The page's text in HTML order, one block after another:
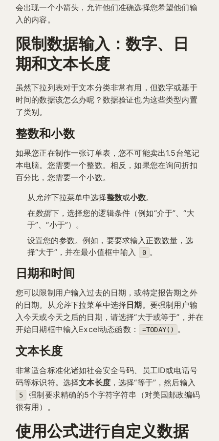
会出现一个小箭头，允许他们准确选择您希望他们输
入的内容。
限制数据输入：数字、日
期和文本长度
虽然下拉列表对于文本分类非常有用，但数字或基于
时间的数据该怎么办呢？数据验证也为这些类型内置
了类别。
整数和小数
如果您正在制作一张订单表，您不可能卖出1.5台笔记
本电脑。您需要一个整数。相反，如果您在询问折扣
百分比，您需要一个小数。
从 允许下拉菜单中选择整数或小数。
在数据下，选择您的逻辑条件（例如“介于”、“大
于”、“小于”）。
设置您的参数。例如，要要求输入正数数量，选
择“大于”，并在最小值框中输入
0 。
日期和时间
您可以限制用户输入过去的日期，或特定报告期之外
的日期。从 允许下拉菜单中选择 日期。要强制用户输
入今天或今天之后的日期，请选择“大于或等于”，并在
开始日期框中输入Excel动态函数：
=TODAY() 。
文本长度
非常适合标准化诸如社会安全号码、员工ID或电话号
码等标识符。选择文本长度，选择“等于”，然后输入
5
强制要求精确的5个字符字符串（对美国邮政编码
很有用）。
使用公式进行自定义数据